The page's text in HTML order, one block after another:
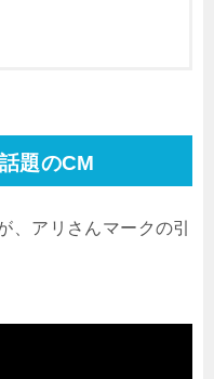
題のCM
、アリさんマークの引